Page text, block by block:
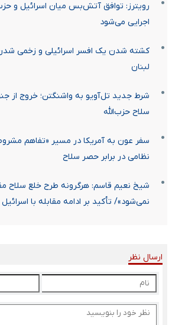
رویترز: توافق آتش‌بس میان اسرائیل و
اجرایی می‌شود
لبنان
شرط جدید تل‌آویو به واشنگتن؛ خروج از
سلاح حزب‌الله
سفر عون به آمریکا در مسیر «تفاهم
نظامی در برابر حصر سلاح
شیخ نعیم قاسم: هرگرونه طرح خلع سلاح
نمی‌شود»/ تأکید بر ادامه مقابله با اسرائیل
ارسال نظر